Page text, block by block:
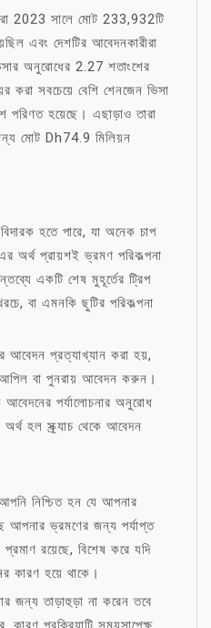
2023 সালে মোট 233,932টি
এবং দেশটির আবেদনকারীরা
অনুরোধের 2.27 শতাংশের
করা সবচেয়ে বেশি শেনজেন ভিসা
পরিণত হয়েছে। এছাড়াও তারা
মোট Dh74.9 মিলিয়ন
হতে পারে, যা অনেক চাপ
অর্থ প্রায়শই ভ্রমণ পরিকল্পনা
একটি শেষ মুহূর্তের ট্রিপ
বা এমনকি ছুটির পরিকল্পনা
প্রত্যাখ্যান করা হয়,
বা পুনরায় আবেদন করুন।
পর্যালোচনার অনুরোধ
হল স্ক্র্যাচ থেকে আবেদন
নিশ্চিত হন যে আপনার
আপনার ভ্রমণের জন্য পর্যাপ্ত
রয়েছে, বিশেষ করে যদি
কারণ হয়ে থাকে।
জন্য তাড়াহুড়া না করেন তবে